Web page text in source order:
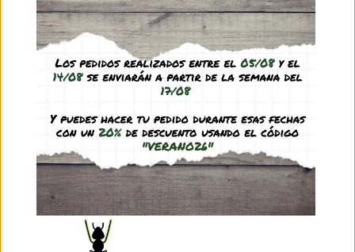
31,95€ (IVA incl.)
See product
Módulo Antmagnet 10×10 PVA AD
35,95€ (IVA incl.)